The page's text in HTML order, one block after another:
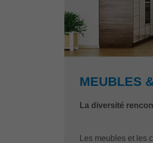
MEUBLES
La diversité
Les meubles et les